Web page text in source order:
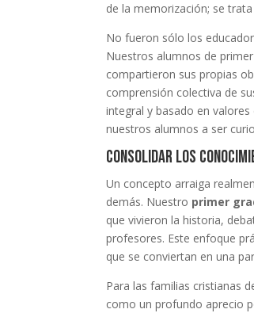
de la memorización; se
No fueron sólo los
Nuestros alumnos de
compartieron sus propias
comprensión colectiva de
integral y basado en valores
nuestros alumnos a ser
Consolidar los
Un concepto arraiga
demás. Nuestro primer
que vivieron la historia,
profesores. Este enfoque
que se conviertan en una
Para las familias cristianas
como un profundo aprecio